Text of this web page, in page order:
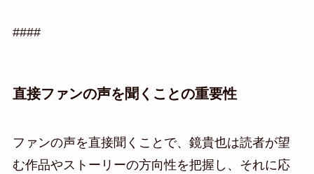
####
直接ファンの声を聞くことの重要性
ファンの声を直接聞くことで、鏡貴也は読者が望
む作品やストーリーの方向性を把握し、それに応